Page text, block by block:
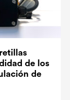
de los
de